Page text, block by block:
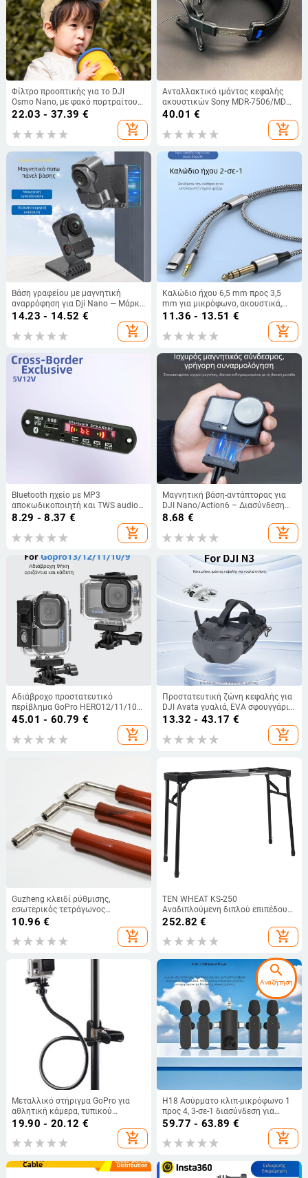
Φίλτρο προοπτικής για το DJI
Osmo Nano, με φακό πορτραίτου
εστίασης, οπτικό γυαλί και
εξατομικευμένο λογότυπο
22.03 - 37.39 €
add_shopping_cart
Ανταλλακτικό ιμάντας κεφαλής
ακουστικών Sony MDR-7506/MDR-
V6, τυπική συσκευασία
40.01 €
add_shopping_cart
Βάση γραφείου με μαγνητική
αναρρόφηση για Dji Nano — Μάρκα
Strange Leaves, Μοντέλο nano,
14.23 - 14.52 €
add_shopping_cart
Καλώδιο ήχου 6,5 mm προς 3,5
mm για μικρόφωνο, ακουστικά,
μίκσερ, ενισχυτή και ηλεκτρική
11.36 - 13.51 €
add_shopping_cart
Bluetooth ηχείο με MP3
αποκωδικοποιητή και TWS audio
module, πλακέτα ήχου
αυτοκινήτου με ραδιόφωνο, 12V
8.29 - 8.37 €
add_shopping_cart
Μαγνητική βάση-αντάπτορας για
DJI Nano/Action6 – Διασύνδεση
1/4 ιντσών, Μαγνητική πρόσφυση
8.68 €
add_shopping_cart
Αδιάβροχο προστατευτικό
περίβλημα GoPro HERO12/11/10/9
με βάση και βίδα, μοντέλο ZH2016,
45.01 - 60.79 €
add_shopping_cart
Προστατευτική ζώνη κεφαλής για
DJI Avata γυαλιά, EVA σφουγγάρι/
νάιλον, μοντέλο 1474700, με
13.32 - 43.17 €
add_shopping_cart
Guzheng κλειδί ρύθμισης,
εσωτερικός τετράγωνος
σχεδιασμός, μοντέλο 163 Guzheng,
πλαστικό + ατσάλι, Dunhuang
10.96 €
add_shopping_cart
TEN WHEAT KS-250
Αναδιπλούμενη διπλού επιπέδου
βάση πληκτρολογίου, μεταλλικός
ηλεκτρονικό όργανο, ψηφιακό
252.82 €
add_shopping_cart
Μεταλλικό στήριγμα GoPro για
αθλητική κάμερα, τυπικού
μεγέθους, συμβατό με GoPro,
19.90 - 20.12 €
add_shopping_cart
H18 Ασύρματο κλιπ-μικρόφωνο 1
προς 4, 3-σε-1 διασύνδεση για
ζωντανές μεταδόσεις και βίντεο
Bluetooth 5.3, ενσωματωμένη
59.77 - 63.89 €
add_shopping_cart
search
Αναζήτηση